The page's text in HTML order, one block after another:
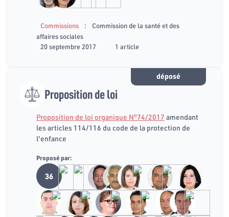
Commissions :
Commission de la santé et des
affaires sociales
20 septembre 2017
1 article
déposé
Proposition de loi
Proposition de loi organique N°74/2017 amendant
les articles 114/116 du code de la protection de
l'enfance
Proposé par:
36